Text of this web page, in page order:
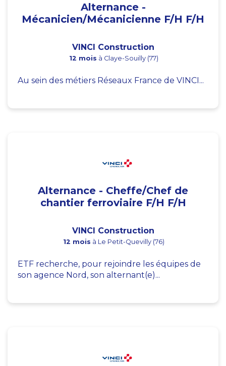
Alternance -
Mécanicien/Mécanicienne F/H F/H
VINCI Construction
12 mois à Claye-Souilly (77)
Au sein des métiers Réseaux France de VINCI...
Alternance - Cheffe/Chef de
chantier ferroviaire F/H F/H
VINCI Construction
12 mois à Le Petit-Quevilly (76)
ETF recherche, pour rejoindre les équipes de
son agence Nord, son alternant(e)...